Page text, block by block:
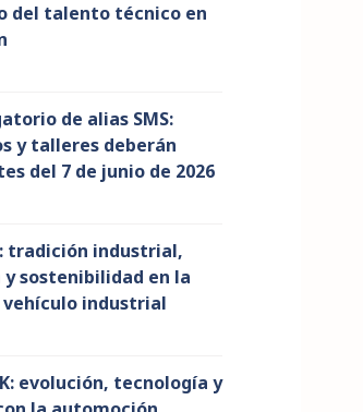
del talento técnico en
de alias SMS:
y talleres deberán
del 7 de junio de 2026
tradición industrial,
sostenibilidad en la
vehículo industrial
evolución, tecnología y